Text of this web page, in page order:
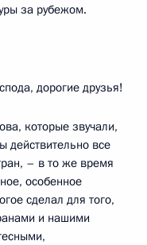
за рубежом.
дорогие друзья!
которые звучали,
действительно все
– в то же время
особенное
сделал для того,
и нашими